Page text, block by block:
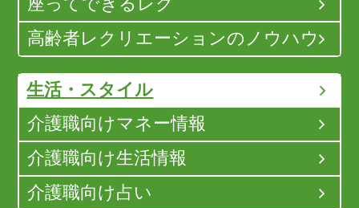
座ってできるレク
高齢者レクリエーションのノウハウ
生活・スタイル
介護職向けマネー情報
介護職向け生活情報
介護職向け占い